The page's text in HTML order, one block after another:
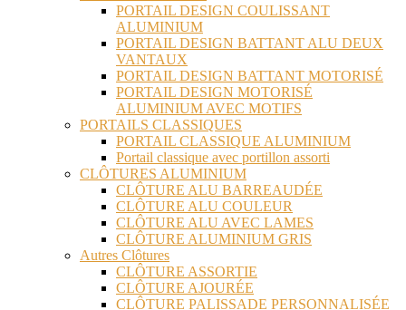
PORTAIL DESIGN COULISSANT
ALUMINIUM
PORTAIL DESIGN BATTANT ALU DEUX
VANTAUX
PORTAIL DESIGN BATTANT MOTORISÉ
PORTAIL DESIGN MOTORISÉ
ALUMINIUM AVEC MOTIFS
PORTAILS CLASSIQUES
PORTAIL CLASSIQUE ALUMINIUM
Portail classique avec portillon assorti
CLÔTURES ALUMINIUM
CLÔTURE ALU BARREAUDÉE
CLÔTURE ALU COULEUR
CLÔTURE ALU AVEC LAMES
CLÔTURE ALUMINIUM GRIS
Autres Clôtures
CLÔTURE ASSORTIE
CLÔTURE AJOURÉE
CLÔTURE PALISSADE PERSONNALISÉE